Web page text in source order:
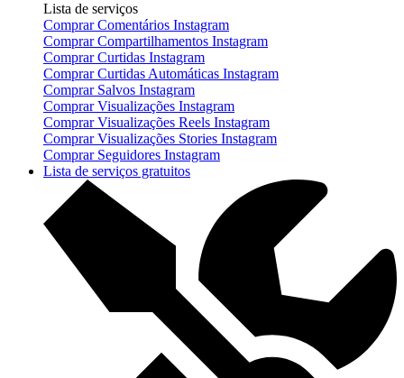
Lista de serviços
Comprar Comentários Instagram
Comprar Compartilhamentos Instagram
Comprar Curtidas Instagram
Comprar Curtidas Automáticas Instagram
Comprar Salvos Instagram
Comprar Visualizações Instagram
Comprar Visualizações Reels Instagram
Comprar Visualizações Stories Instagram
Comprar Seguidores Instagram
Lista de serviços gratuitos